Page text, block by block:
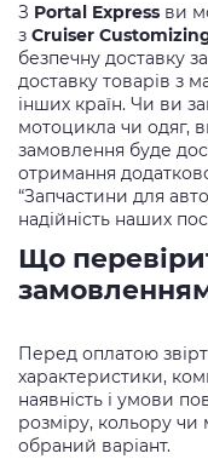
З Portal Express ви
з Cruiser
безпечну доставку
доставку товарів з
інших країн. Чи ви
мотоцикла чи одяг,
замовлення буде
отримання
“Запчастини для
надійність наших
Що
Перед оплатою
характеристики,
наявність і умови
розміру, кольору
обраний варіант.